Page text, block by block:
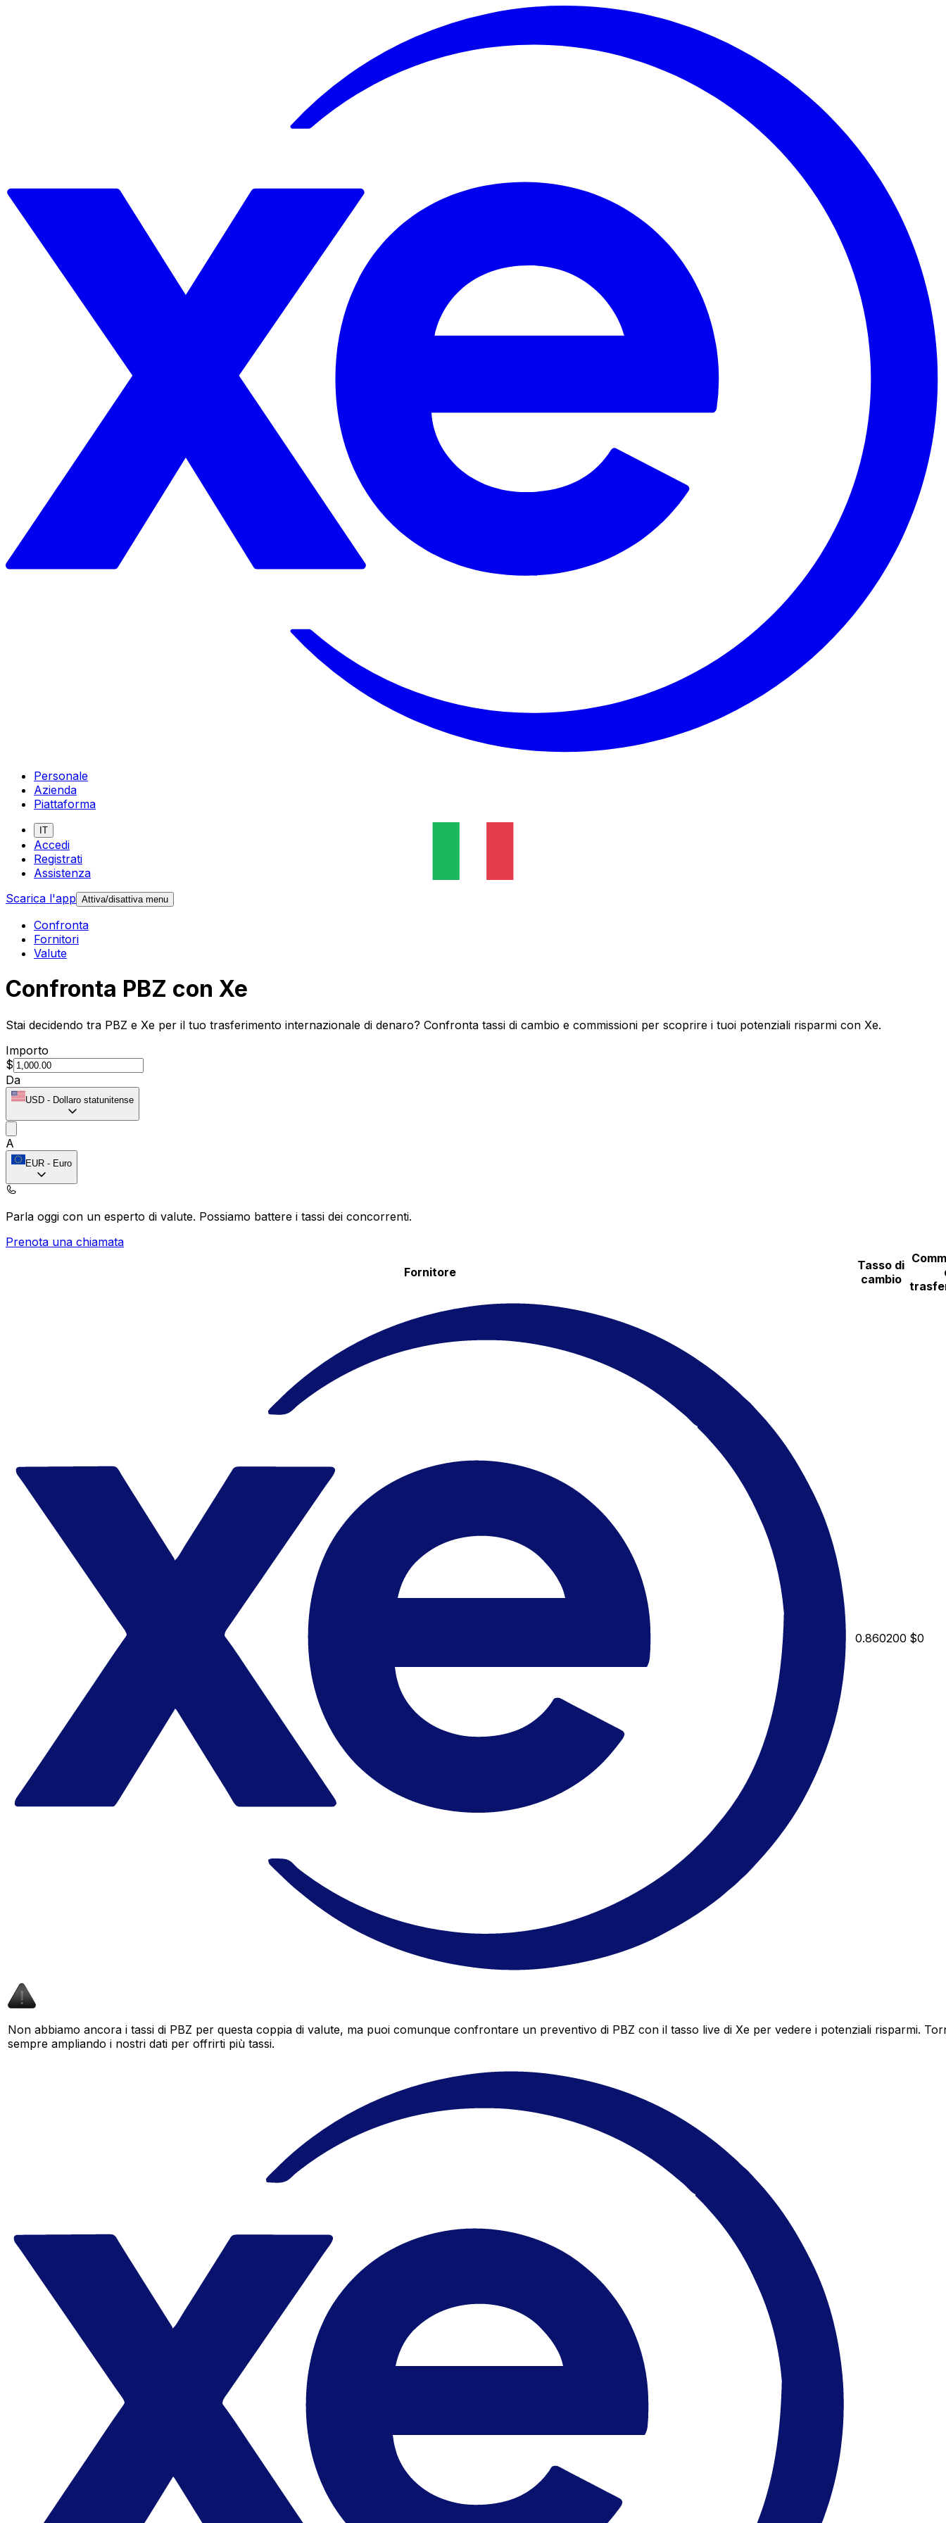
Personale
Azienda
Piattaforma
IT
Accedi
Registrati
Assistenza
Scarica l'app Attiva/disattiva menu
Confronta
Fornitori
Valute
Confronta PBZ con Xe
Stai decidendo tra PBZ e Xe per il tuo trasferimento internazionale di denaro? Confronta tassi di cambio e commissioni per scoprire i tuoi potenziali risparmi con Xe.
Importo
$
Da
USD - Dollaro statunitense
A
EUR - Euro
Parla oggi con un esperto di valute. Possiamo battere i tassi dei concorrenti.
Prenota una chiamata
Fornitore
Tasso di
cambio
0.860200 $0
Non abbiamo ancora i tassi di PBZ per questa coppia di valute, ma puoi comunque confrontare un preventivo di PBZ con il tasso live di Xe per vedere i potenziali risparmi.
sempre ampliando i nostri dati per offrirti più tassi.